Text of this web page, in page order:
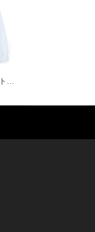
ミッキーマウス 白足 ウォルトディズニーオフィシャル スウェット ホワイト WALT DISNEY WORLD ウォルトディズニーオフィシャル サイズXL相当 古着 CF0995